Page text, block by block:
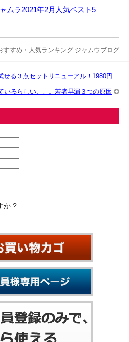
ムラ2021年2月人気ベスト5
すすめ・人気ランキング ジャムウブログ
る３点セットリニューアル！1980円
いるらしい。。。若者早漏３つの原因
か ?